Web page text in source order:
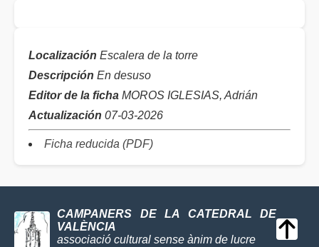
Localización Escalera de la torre
Descripción En desuso
Editor de la ficha MOROS IGLESIAS, Adrián
Actualización 07-03-2026
Ficha reducida (PDF)
CAMPANERS DE LA CATEDRAL DE
VALÈNCIA
associació cultural sense ànim de lucre